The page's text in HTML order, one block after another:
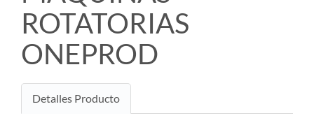
ROTATORIAS
ONEPROD
Detalles Producto